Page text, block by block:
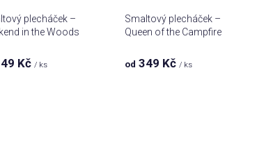
plecháček –
in the Woods
Kč / ks
Smaltový plecháček –
Queen of the Campfire
od 349 Kč/ ks